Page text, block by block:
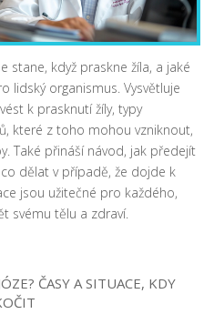
stane, když praskne žíla, a jaké
lidský organismus. Vysvětluje
k prasknutí žíly, typy
které z toho mohou vzniknout,
Také přináší návod, jak předejít
dělat v případě, že dojde k
jsou užitečné pro každého,
svému tělu a zdraví.
ČASY A SITUACE, KDY